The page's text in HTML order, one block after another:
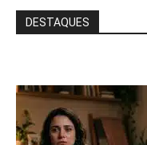
DESTAQUES